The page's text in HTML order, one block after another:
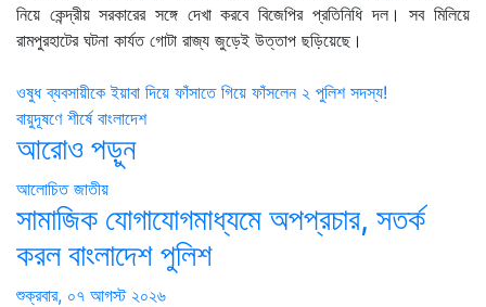
নিয়ে কেন্দ্রীয় সরকারের সঙ্গে দেখা করবে বিজেপির প্রতিনিধি দল। সব মিলিয়ে
রামপুরহাটের ঘটনা কার্যত গোটা রাজ্য জুড়েই উত্তাপ ছড়িয়েছে।
Post
navigation
ওষুধ ব্যবসায়ীকে ইয়াবা দিয়ে ফাঁসাতে গিয়ে ফাঁসলেন ২ পুলিশ সদস্য!
বায়ুদূষণে শীর্ষে বাংলাদেশ
আরোও পড়ুন
আলোচিত জাতীয়
সামাজিক যোগাযোগমাধ্যমে অপপ্রচার, সতর্ক
করল বাংলাদেশ পুলিশ
শুক্রবার, ০৭ আগস্ট ২০২৬